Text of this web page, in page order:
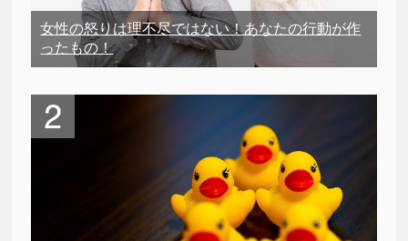
女性の怒りは理不尽ではない！あなたの行動が作
ったもの！